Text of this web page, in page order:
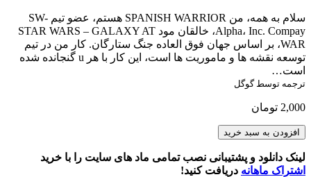
سلام به همه، من SPANISH WARRIOR هستم، عضو تیم SW-
Alpha، Inc. Compay، خالقان مود STAR WARS – GALAXY AT
WAR، بر اساس جهان فوق العاده جنگ ستارگان. کار من در تیم
توسعه نقشه ها و ماموریت ها است، این کار با هر u گنجانده شده
است…
ترجمه توسط گوگل
2,000 تومان
Star
Wars
-
Galaxy
افزودن به سبد خرید
لینک دانلود و پشتیبانی نصب تمامی ماد های سایت را با خرید
اشتراک ماهانه دریافت کنید!